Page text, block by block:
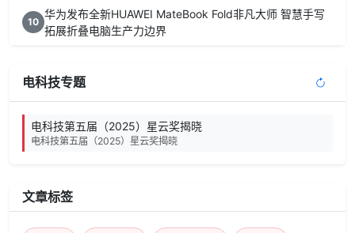
10
华为发布全新HUAWEI MateBook Fold非凡大师 智慧手写
拓展折叠电脑生产力边界
电科技专题
电科技第五届（2025）星云奖揭晓
电科技第五届（2025）星云奖揭晓
文章标签